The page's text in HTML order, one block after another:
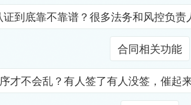
底靠不靠谱？很多法务和风控
合同相关功能
不会乱？有人签了有人没签，催